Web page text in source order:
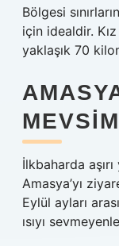
Bölgesi
için idealdir.
yaklaşık 70
İlkbaharda
Amasya’yı
Eylül ayları
ısıyı